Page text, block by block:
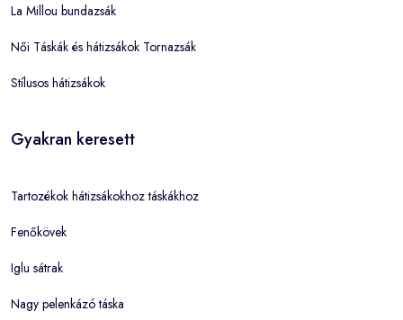
La Millou bundazsák
Női Táskák és hátizsákok Tornazsák
Stílusos hátizsákok
Gyakran keresett
Tartozékok hátizsákokhoz táskákhoz
Fenőkövek
Iglu sátrak
Nagy pelenkázó táska